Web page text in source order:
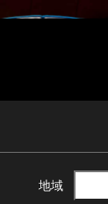
地域